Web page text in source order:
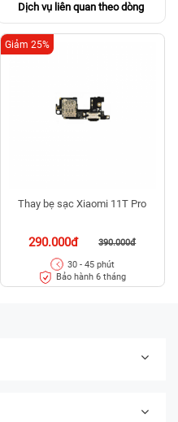
Dịch vụ liên quan theo dòng
Thay bẹ sạc Xiaomi 11T Pro
290.000đ 390.000đ
Giảm 25%
30 - 45 phút
Bảo hành 6 tháng